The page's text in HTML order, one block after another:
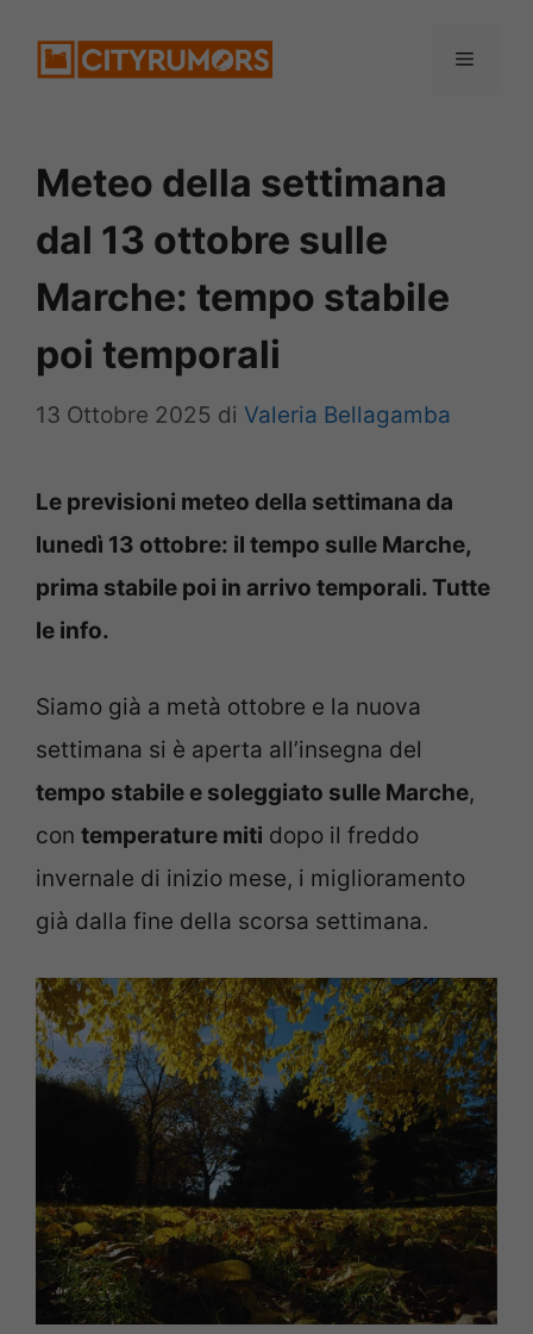
Menu
Meteo della settimana
dal 13 ottobre sulle
Marche: tempo stabile
poi temporali
13 Ottobre 2025 di Valeria Bellagamba
Le previsioni meteo della settimana da
lunedì 13 ottobre: il tempo sulle Marche,
prima stabile poi in arrivo temporali. Tutte
le info.
Siamo già a metà ottobre e la nuova
settimana si è aperta all’insegna del
tempo stabile e soleggiato sulle Marche,
con temperature miti dopo il freddo
invernale di inizio mese, i miglioramento
già dalla fine della scorsa settimana.